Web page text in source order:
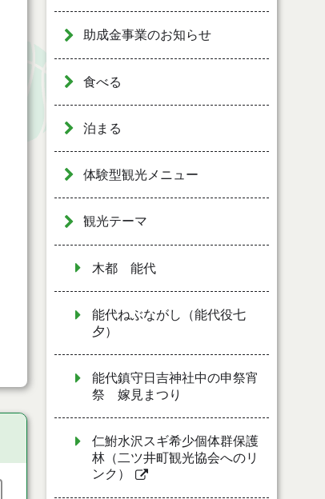
助成金事業のお知らせ
食べる
泊まる
体験型観光メニュー
観光テーマ
木都 能代
能代ねぶながし（能代役七
夕）
能代鎮守日吉神社中の申祭宵
祭 嫁見まつり
仁鮒水沢スギ希少個体群保護
林（二ツ井町観光協会へのリ
ンク）